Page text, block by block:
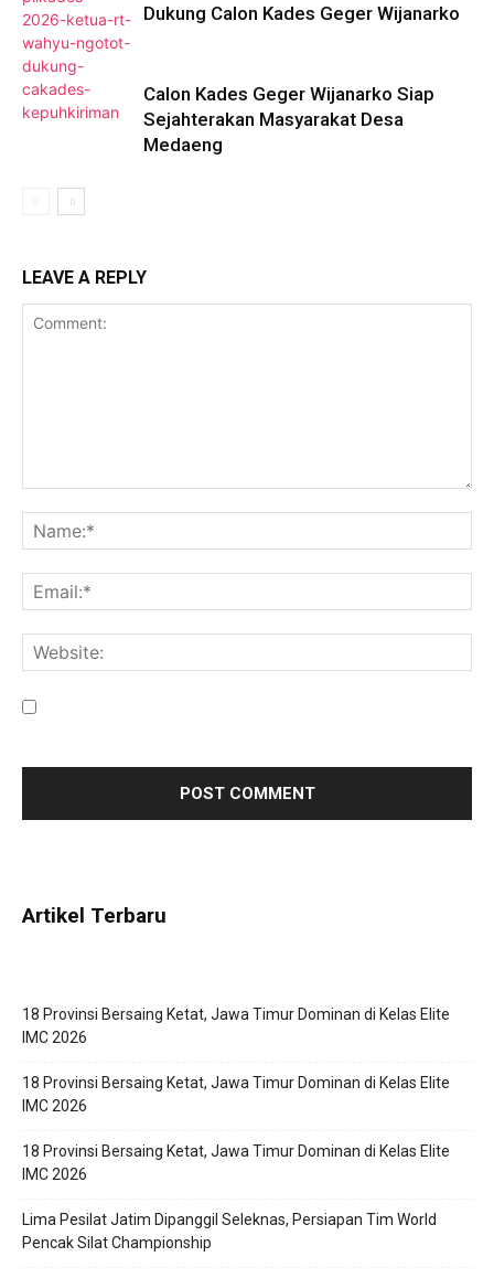
Dukung Calon Kades Geger Wijanarko
Calon Kades Geger Wijanarko Siap
Sejahterakan Masyarakat Desa
Medaeng
LEAVE A REPLY
Artikel Terbaru
18 Provinsi Bersaing Ketat, Jawa Timur Dominan di Kelas Elite
IMC 2026
18 Provinsi Bersaing Ketat, Jawa Timur Dominan di Kelas Elite
IMC 2026
18 Provinsi Bersaing Ketat, Jawa Timur Dominan di Kelas Elite
IMC 2026
Lima Pesilat Jatim Dipanggil Seleknas, Persiapan Tim World
Pencak Silat Championship